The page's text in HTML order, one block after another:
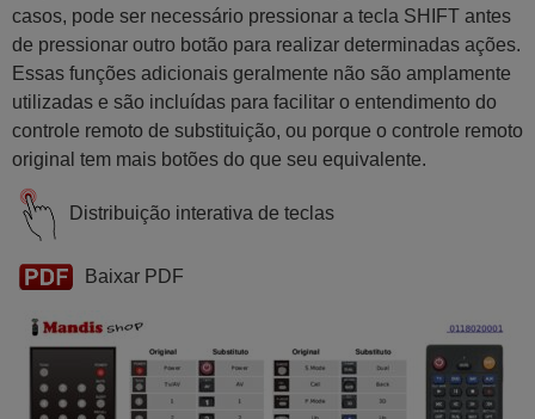
casos, pode ser necessário pressionar a tecla SHIFT antes
de pressionar outro botão para realizar determinadas ações.
Essas funções adicionais geralmente não são amplamente
utilizadas e são incluídas para facilitar o entendimento do
controle remoto de substituição, ou porque o controle remoto
original tem mais botões do que seu equivalente.
Distribuição interativa de teclas
Baixar PDF